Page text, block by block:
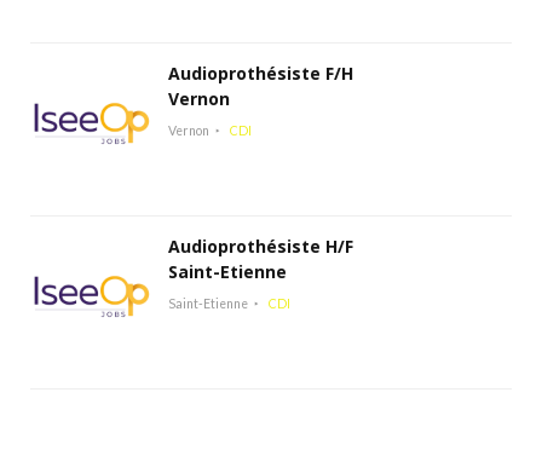
Audioprothésiste F/H
Vernon
Vernon CDI
Audioprothésiste H/F
Saint-Etienne
Saint-Etienne CDI